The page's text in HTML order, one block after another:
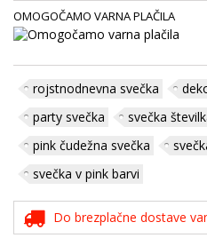
OMOGOČAMO VARNA PLAČILA
rojstnodnevna svečka
party svečka
svečka
pink čudežna svečka
svečka v pink barvi
Do brezplačne dostave